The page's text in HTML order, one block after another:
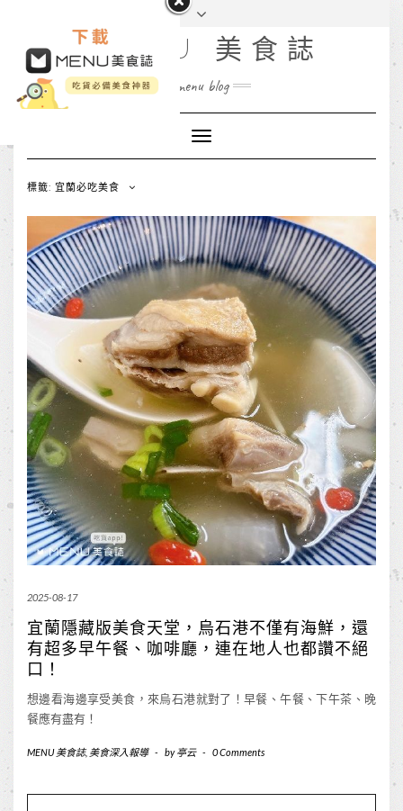
MENU 美食誌
menu blog
Toggle
Navigation
標籤: 宜蘭必吃美食
2025-08-17
宜蘭隱藏版美食天堂，烏石港不僅有海鮮，還
有超多早午餐、咖啡廳，連在地人也都讚不絕
口！
想邊看海邊享受美食，來烏石港就對了！早餐、午餐、下午茶、晚
餐應有盡有！
MENU 美食誌, 美食深入報導 - by亭云 - 0 Comments